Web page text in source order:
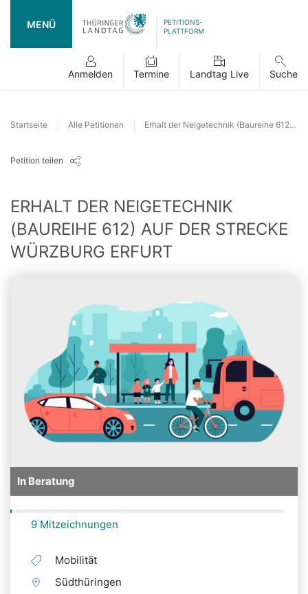
MENÜ
PETITIONS-
PLATTFORM
Anmelden Termine Landtag Live Suche
Startseite Alle Petitionen Erhalt der Neigetechnik (Baureihe 612) auf der Strecke Würzburg Erfurt
Petition teilen
ERHALT DER NEIGETECHNIK
(BAUREIHE 612) AUF DER STRECKE
WÜRZBURG ERFURT
In Beratung
9 Mitzeichnungen
Mobilität
Südthüringen